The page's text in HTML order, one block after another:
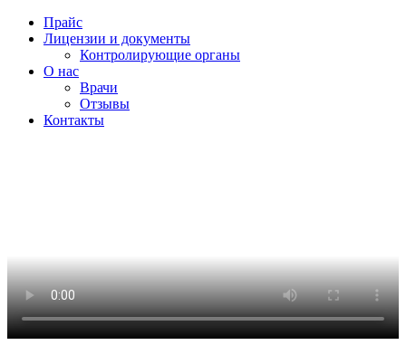
Прайс
Лицензии и документы
Контролирующие органы
О нас
Врачи
Отзывы
Контакты